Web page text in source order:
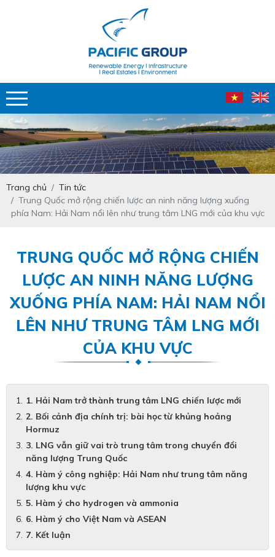
Trang chủ
Tin tức
Trung Quốc mở rộng chiến lược an ninh năng lượng xuống
phía Nam: Hải Nam nổi lên như trung tâm LNG mới của khu vực
TRUNG QUỐC MỞ RỘNG CHIẾN
LƯỢC AN NINH NĂNG LƯỢNG
XUỐNG PHÍA NAM: HẢI NAM NỔI
LÊN NHƯ TRUNG TÂM LNG MỚI
CỦA KHU VỰC
1. Hải Nam trở thành trung tâm LNG chiến lược mới
2. Bối cảnh địa chính trị: bài học từ khủng hoảng
Hormuz
3. LNG vẫn giữ vai trò trung tâm trong chuyển đổi
năng lượng Trung Quốc
4. Hàm ý công nghiệp: Hải Nam như trung tâm năng
lượng khu vực
5. Hàm ý cho hydrogen và ammonia
6. Hàm ý cho Việt Nam và ASEAN
7. Kết luận